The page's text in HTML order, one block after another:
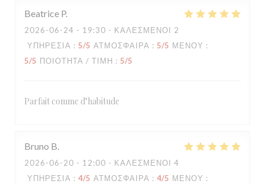
Beatrice P
2026-06-24 - 19:30 - ΚΑΛΕΣΜΈΝΟΙ 2
ΥΠΗΡΕΣΊΑ : 5/5 ΑΤΜΌΣΦΑΙΡΑ : 5/5 ΜΕΝΟΎ :
5/5 ΠΟΙΌΤΗΤΑ / ΤΙΜΉ : 5/5
Parfait comme d’habitude
Bruno B
2026-06-20 - 12:00 - ΚΑΛΕΣΜΈΝΟΙ 4
ΥΠΗΡΕΣΊΑ : 4/5 ΑΤΜΌΣΦΑΙΡΑ : 4/5 ΜΕΝΟΎ :